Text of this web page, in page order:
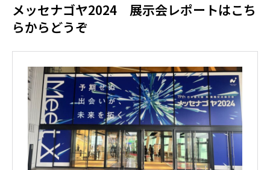
メッセナゴヤ2024 展示会レポートはこち
らからどうぞ